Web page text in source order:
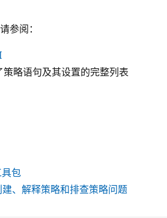
参阅：
策略语句及其设置的完整列表
包
、解释策略和排查策略问题